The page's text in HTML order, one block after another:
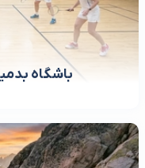
باشگاه